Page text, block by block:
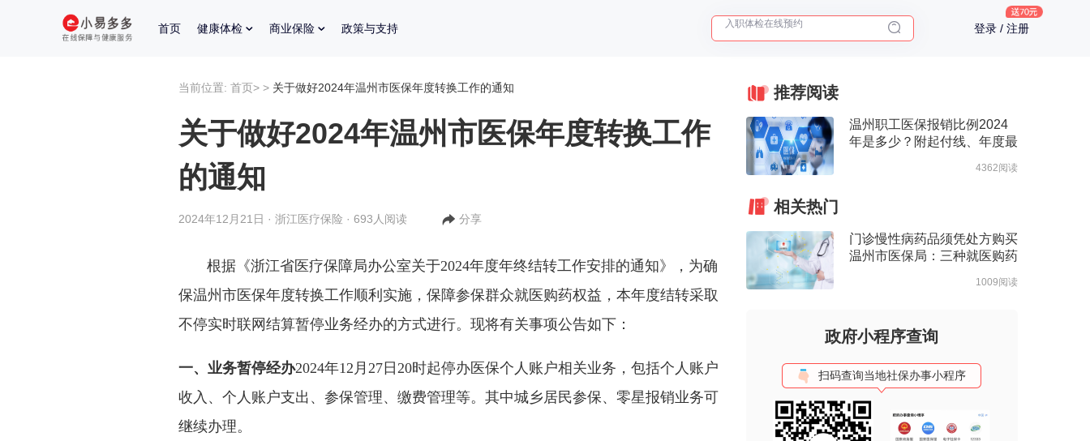
首页 健康体检 商业保险 政策与支持
2025年了，给父母预约体检
体检前能吃药吗？
入职体检在线预约
2025年了，给父母预约体检
登录 / 注册
当前位置: 首页> > 关于做好2024年温州市医保年度转换工作的通知
关于做好2024年温州市医保年度转换工作
的通知
2024年12月21日 · 浙江医疗保险 · 693人阅读 分享
根据《浙江省医疗保障局办公室关于2024年度年终结转工作安排的通知》，为确
保温州市医保年度转换工作顺利实施，保障参保群众就医购药权益，本年度结转采取
不停实时联网结算暂停业务经办的方式进行。现将有关事项公告如下：
一、业务暂停经办2024年12月27日20时起停办医保个人账户相关业务，包括个人账户
收入、个人账户支出、参保管理、缴费管理等。其中城乡居民参保、零星报销业务可
继续办理。
推荐阅读
温州职工医保报销比例2024
年是多少？附起付线、年度最
4362阅读
相关热门
门诊慢性病药品须凭处方购买
温州市医保局：三种就医购药
1009阅读
政府小程序查询
扫码查询当地社保办事小程序